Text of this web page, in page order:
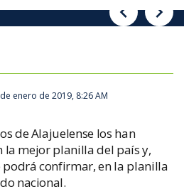
enero de 2019, 8:26 AM
de Alajuelense los han
la mejor planilla del país y,
confirmar, en la planilla
nacional.